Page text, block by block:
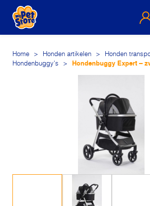
Home > Honden artikelen > Honden
Hondenbuggy's
> Hondenbuggy Expert –